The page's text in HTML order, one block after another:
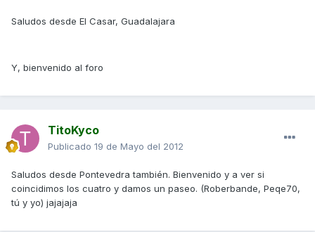
Saludos desde El Casar, Guadalajara
Y, bienvenido al foro
TitoKyco
Publicado 19 de Mayo del 2012
Saludos desde Pontevedra también. Bienvenido y a ver si
coincidimos los cuatro y damos un paseo. (Roberbande, Peqe70,
tú y yo) jajajaja